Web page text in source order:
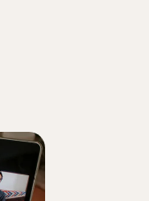
eingeben